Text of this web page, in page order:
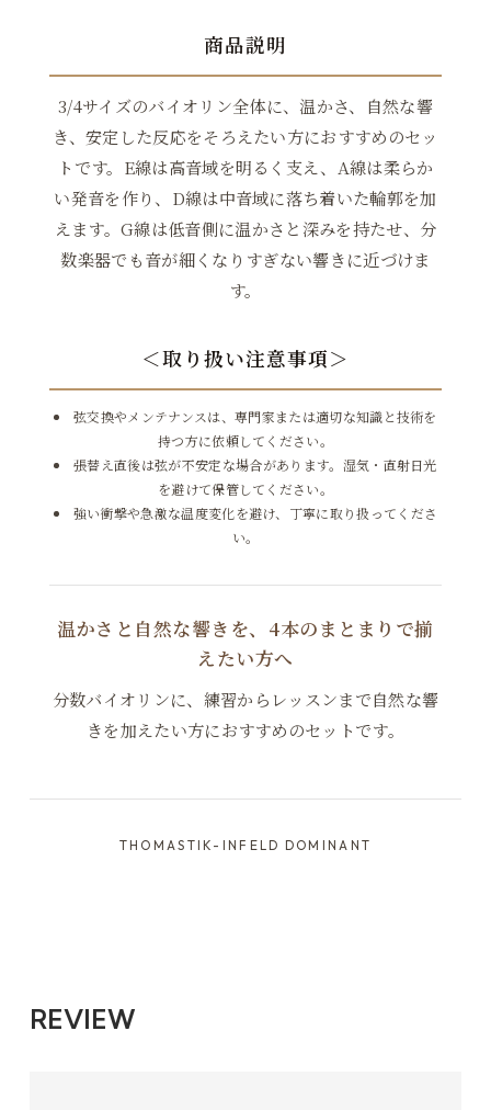
商品説明
3/4サイズのバイオリン全体に、温かさ、自然な響
き、安定した反応をそろえたい方におすすめのセッ
トです。E線は高音域を明るく支え、A線は柔らか
い発音を作り、D線は中音域に落ち着いた輪郭を加
えます。G線は低音側に温かさと深みを持たせ、分
数楽器でも音が細くなりすぎない響きに近づけま
す。
＜取り扱い注意事項＞
弦交換やメンテナンスは、専門家または適切な知識と技術を
持つ方に依頼してください。
張替え直後は弦が不安定な場合があります。湿気・直射日光
を避けて保管してください。
強い衝撃や急激な温度変化を避け、丁寧に取り扱ってくださ
い。
温かさと自然な響きを、4本のまとまりで揃
えたい方へ
分数バイオリンに、練習からレッスンまで自然な響
きを加えたい方におすすめのセットです。
THOMASTIK-INFELD DOMINANT
REVIEW
ボール